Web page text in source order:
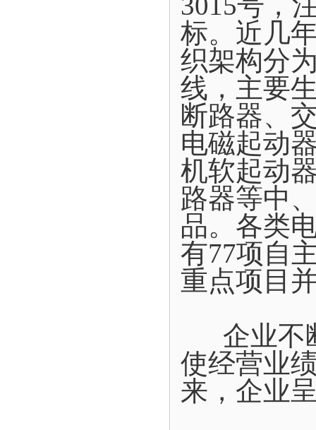
标。近几
织架构分
线，主要
断路器、
电磁起动
机软起动
路器等中
品。各类
有77项自
重点项目
企业不
使经营业
来，企业